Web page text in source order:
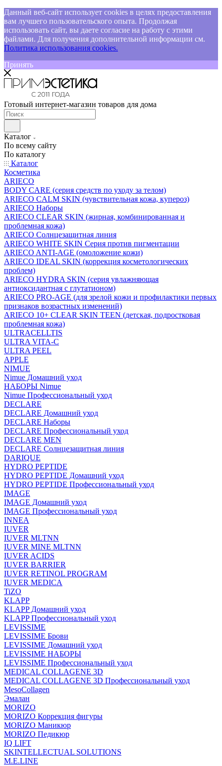
Данный веб-сайт использует cookies в целях предоставления
вам лучшего пользовательского опыта. Продолжая
использовать сайт, вы даете согласие на работу с этими
файлами. Для получения дополнительной информации см.
Политика использования cookies.
Принять
Готовый интернет-магазин товаров для дома
Каталог
По всему сайту
По каталогу
Каталог
Косметика
ARIECO
BODY CARE (серия средств по уходу за телом)
ARIECO CALM SKIN (чувствительная кожа, купероз)
ARIECO Наборы
ARIECO CLEAR SKIN (жирная, комбинированная и
проблемная кожа)
ARIECO Солнцезащитная линия
ARIECO WHITE SKIN Серия против пигментации
ARIECO ANTI-AGE (омоложение кожи)
ARIECO IDEAL SKIN (коррекция косметологических
проблем)
ARIECO HYDRA SKIN (серия увлажняющая
антиоксидантная с глутатионом)
ARIECO PRO-AGE (для зрелой кожи и профилактики первых
признаков возрастных изменений)
ARIECO 10+ CLEAR SKIN TEEN (детская, подростковая
проблемная кожа)
ULTRACELLTIS
ULTRA VITA-C
ULTRA PEEL
APPLE
NIMUE
Nimue Домашний уход
НАБОРЫ Nimue
Nimue Профессиональный уход
DECLARE
DECLARE Домашний уход
DECLARE Наборы
DECLARE Профессиональный уход
DECLARE MEN
DECLARE Солнцезащитная линия
DARIQUE
HYDRO PEPTIDE
HYDRO PEPTIDE Домашний уход
HYDRO PEPTIDE Профессиональный уход
IMAGE
IMAGE Домашний уход
IMAGE Профессиональный уход
INNEA
IUVER
IUVER MLTNN
IUVER MINE MLTNN
IUVER ACIDS
IUVER BARRIER
IUVER RETINOL PROGRAM
IUVER MEDICA
TiZO
KLAPP
KLAPP Домашний уход
KLAPP Профессиональный уход
LEVISSIME
LEVISSIME Брови
LEVISSIME Домашний уход
LEVISSIME НАБОРЫ
LEVISSIME Профессиональный уход
MEDICAL COLLAGENE 3D
MEDICAL COLLAGENE 3D Профессиональный уход
MesoCollagen
Эмалан
MORIZO
MORIZO Коррекция фигуры
MORIZO Маникюр
MORIZO Педикюр
IQ LIFT
SKINTELLECTUAL SOLUTIONS
M.E.LINE